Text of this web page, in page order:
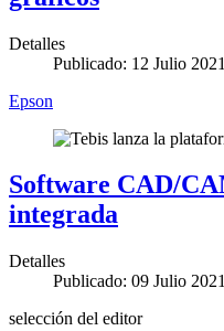
Detalles
Publicado: 12 Julio 2021
Epson
Software CAD/
integrada
Detalles
Publicado: 09 Julio 2021
selección del editor